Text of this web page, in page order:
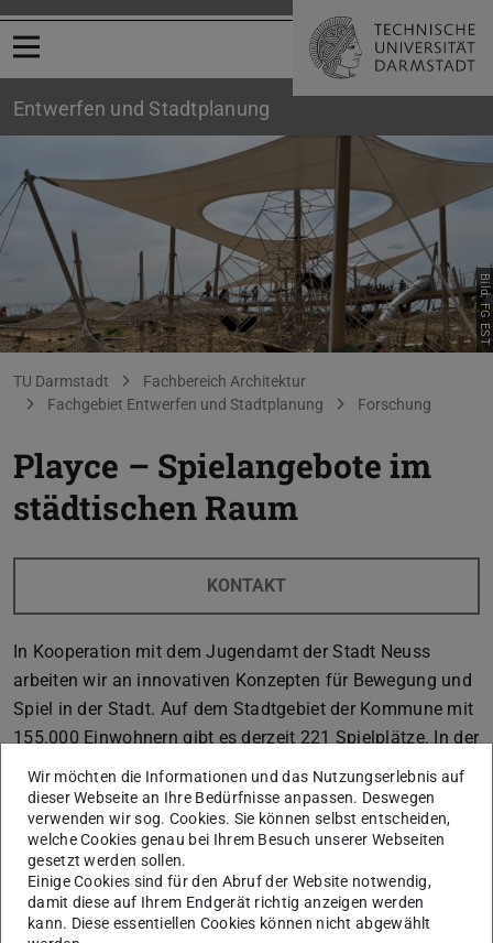
Menü öffnen
Entwerfen und Stadtplanung
Bild: FG EST
Sie befinden sich hier:
TU Darmstadt
Fachbereich Architektur
Fachgebiet Entwerfen und Stadtplanung
Forschung
Playce – Spielangebote im
städtischen Raum
KONTAKT
In Kooperation mit dem Jugendamt der Stadt Neuss
arbeiten wir an innovativen Konzepten für Bewegung und
Spiel in der Stadt. Auf dem Stadtgebiet der Kommune mit
155.000 Einwohnern gibt es derzeit 221 Spielplätze. In der
geförderten Forschungskooperation analysieren wir deren
Qualitäten im Bestand und Rollen im Quartier, bewerten
aktuelle gute Beispiele und Entwicklungen in der
Spielraumgestaltung und entwickeln gemeinsam eine
Strategie wie zukünftig attraktive Sport- und
Spielmöglichkeiten für Kinder und Jugendliche adressiert
werden können.
Wir möchten die Informationen und das Nutzungserlebnis auf
dieser Webseite an Ihre Bedürfnisse anpassen. Deswegen
verwenden wir sog. Cookies. Sie können selbst entscheiden,
welche Cookies genau bei Ihrem Besuch unserer Webseiten
gesetzt werden sollen.
Einige Cookies sind für den Abruf der Website notwendig,
damit diese auf Ihrem Endgerät richtig anzeigen werden
kann. Diese essentiellen Cookies können nicht abgewählt